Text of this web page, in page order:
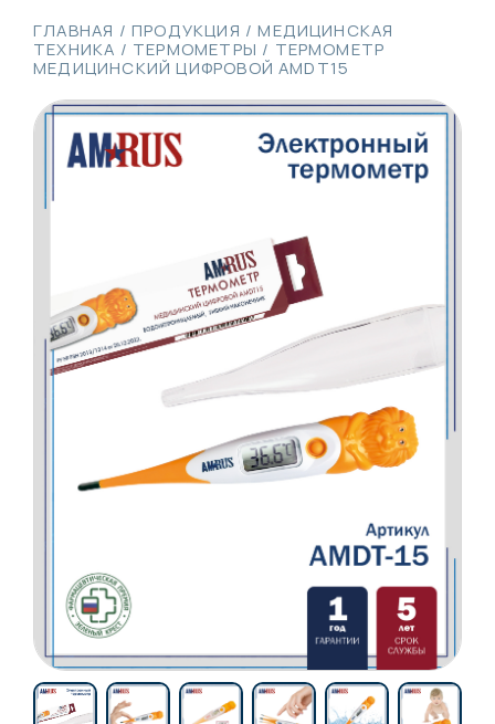
ГЛАВНАЯ / ПРОДУКЦИЯ /МЕДИЦИНСКАЯ
ТЕХНИКА / ТЕРМОМЕТРЫ / ТЕРМОМЕТР
МЕДИЦИНСКИЙ ЦИФРОВОЙ AMDT15